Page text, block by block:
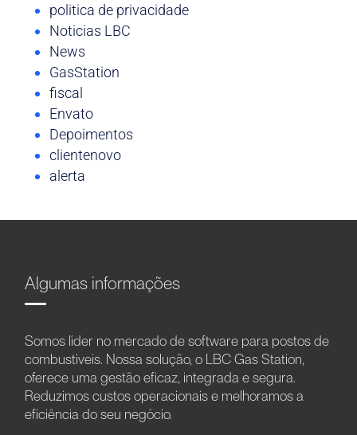
politica de privacidade
Noticias LBC
News
GasStation
fiscal
Envato
Depoimentos
clientenovo
alerta
Algumas informações
Somos líder no mercado de software para postos de
combustíveis. Nossa solução, o LBC Gas Station,
oferece uma gestão eficaz, integrada e segura.
Reduzimos custos operacionais e melhoramos a
eficiência do seu negócio.